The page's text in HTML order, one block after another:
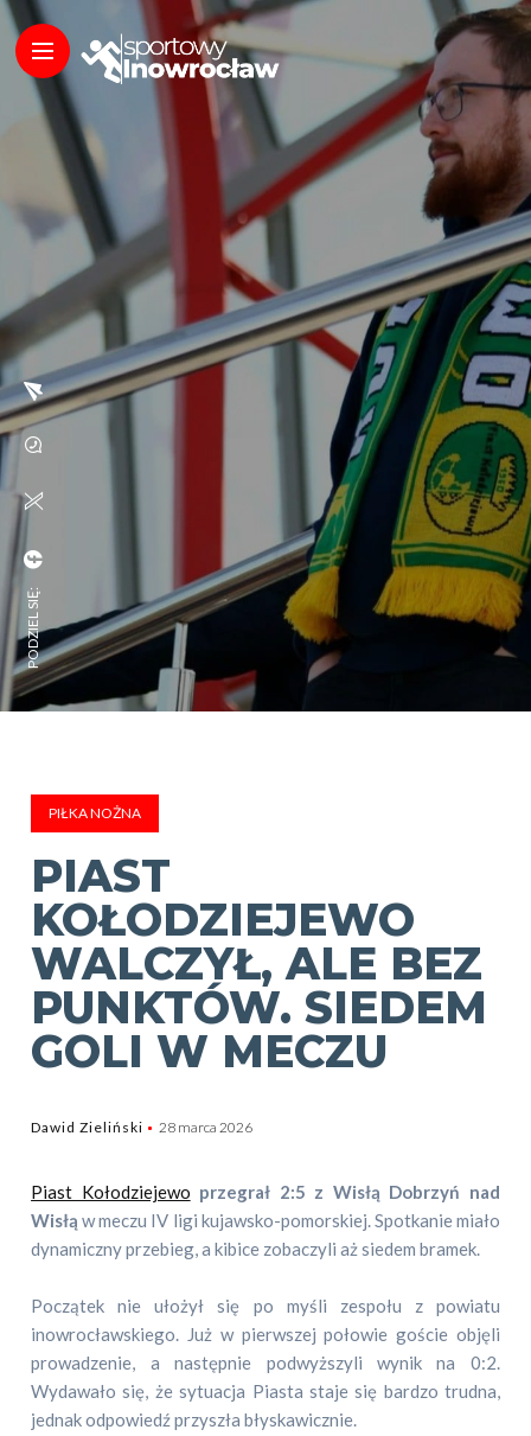
PODZIEL SIĘ:
PIŁKA NOŻNA
PIAST
KOŁODZIEJEWO
WALCZYŁ, ALE BEZ
PUNKTÓW. SIEDEM
GOLI W MECZU
Dawid Zieliński 28 marca 2026
Piast Kołodziejewo przegrał 2:5 z Wisłą Dobrzyń nad
Wisłą w meczu IV ligi kujawsko-pomorskiej. Spotkanie miało
dynamiczny przebieg, a kibice zobaczyli aż siedem bramek.
Początek nie ułożył się po myśli zespołu z powiatu
inowrocławskiego. Już w pierwszej połowie goście objęli
prowadzenie, a następnie podwyższyli wynik na 0:2.
Wydawało się, że sytuacja Piasta staje się bardzo trudna,
jednak odpowiedź przyszła błyskawicznie.